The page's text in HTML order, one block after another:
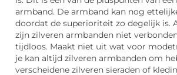
armband. De armband kan nog
doordat de superioriteit zo degelijk is.
zijn zilveren armbanden niet
tijdloos. Maakt niet uit wat voor
je kan altijd zilveren armbanden om
verscheidene zilveren sieraden of